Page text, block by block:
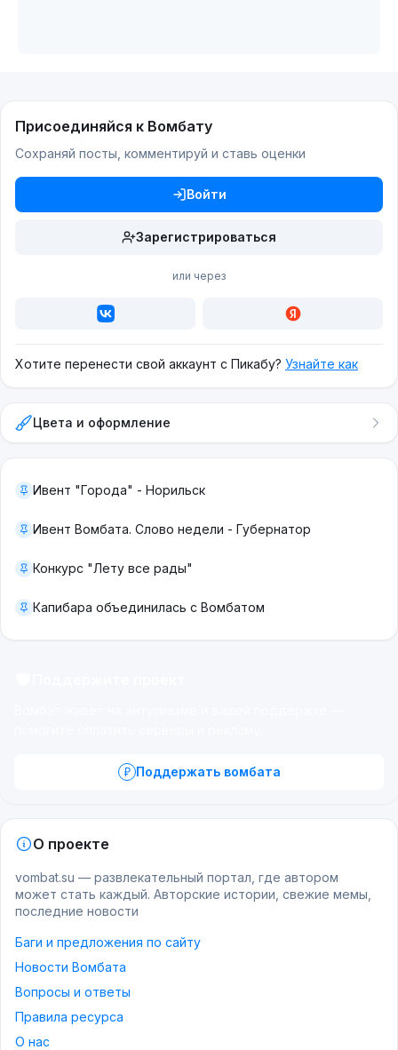
Присоединяйся к Вомбату
Сохраняй посты, комментируй и ставь оценки
Войти
Зарегистрироваться
или через
Хотите перенести свой аккаунт с Пикабу? Узнайте как
Цвета и оформление
Ивент "Города" - Норильск
Ивент Вомбата. Слово недели - Губернатор
Конкурс "Лету все рады"
Капибара объединилась с Вомбатом
Поддержать вомбата
О проекте
vombat.su — развлекательный портал, где автором
может стать каждый. Авторские истории, свежие мемы,
последние новости
Баги и предложения по сайту
Новости Вомбата
Вопросы и ответы
Правила ресурса
О нас